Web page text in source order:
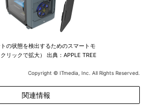
の状態を検出するためのスマートモ
リックで拡大） 出典：APPLE TREE
Copyright © ITmedia, Inc. All Rights Reserved.
関連情報